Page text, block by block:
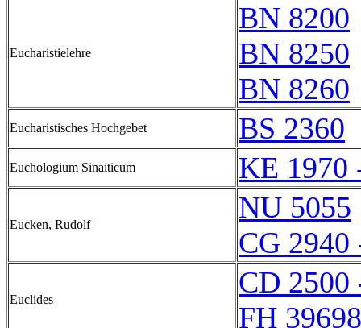
Eucharistielehre
BN 8200
BN 8250
BN 8260
Eucharistisches Hochgebet BS 2360
Euchologium Sinaiticum KE 1970
Eucken, Rudolf
NU 5055
CG 2940
Euclides
CD 2500
FH